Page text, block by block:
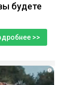
будете
>>
i